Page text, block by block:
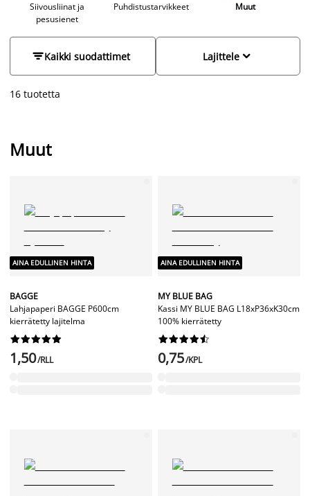
Siivousliinat ja
pesusienet
Puhdistustarvikkeet Muut
Kaikki suodattimet 
Lajittele
16 tuotetta
Muut
AINA EDULLINEN HINTA
BAGGE
Lahjapaperi BAGGE P600cm
kierrätetty lajitelma






1,50/RLL
AINA EDULLINEN HINTA
MY BLUE BAG
Kassi MY BLUE BAG L18xP36xK30cm
100% kierrätetty






0,75/KPL